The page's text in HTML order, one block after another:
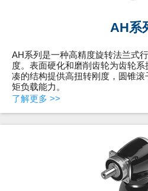
AH系
AH系列是一种高精度旋转法兰式
度。表面硬化和磨削齿轮为齿轮
凑的结构提供高扭转刚度，圆锥
矩负载能力。
了解更多 >>